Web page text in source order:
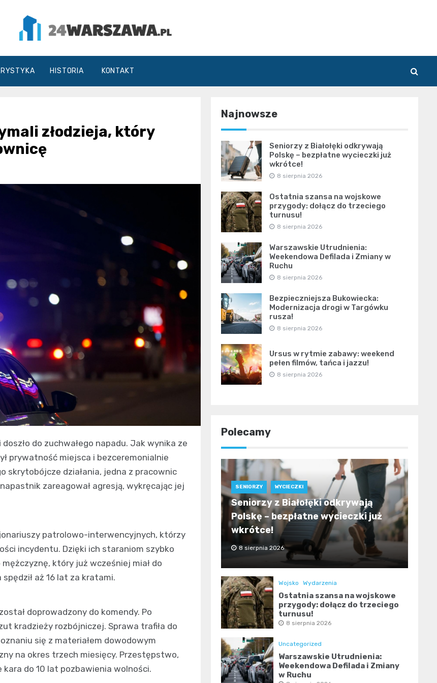
24Warszawa.pl
HISTORIA KONTAKT
złodzieja, który
do zuchwałego napadu. Jak wynika ze
prywatność miejsca i bezceremonialnie
skrytobójcze działania, jedna z pracownic
zareagował agresją, wykręcając jej
patrolowo-interwencyjnych, którzy
incydentu. Dzięki ich staraniom szybko
który już wcześniej miał do
aż 16 lat za kratami.
doprowadzony do komendy. Po
kradzieży rozbójniczej. Sprawa trafiła do
się z materiałem dowodowym
na okres trzech miesięcy. Przestępstwo,
kara do 10 lat pozbawienia wolności.
Najnowsze
Seniorzy z Białołęki odkrywają
Polskę – bezpłatne wycieczki już
wkrótce!
8 sierpnia 2026
Ostatnia szansa na wojskowe
przygody: dołącz do trzeciego
turnusu!
8 sierpnia 2026
Warszawskie Utrudnienia:
Weekendowa Defilada i Zmiany w
Ruchu
8 sierpnia 2026
Bezpieczniejsza Bukowiecka:
Modernizacja drogi w Targówku
rusza!
8 sierpnia 2026
Ursus w rytmie zabawy: weekend
pełen filmów, tańca i jazzu!
8 sierpnia 2026
Polecamy
SENIORZY WYCIECZKI
Seniorzy z Białołęki odkrywają
Polskę – bezpłatne wycieczki już
wkrótce!
8 sierpnia 2026
Wojsko Wydarzenia
Ostatnia szansa na wojskowe
przygody: dołącz do trzeciego
turnusu!
8 sierpnia 2026
Uncategorized
Warszawskie Utrudnienia:
Weekendowa Defilada i Zmiany
w Ruchu